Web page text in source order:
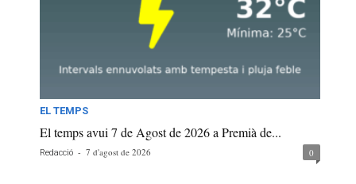
EL TEMPS
El temps avui 7 de Agost de 2026 a Premià de...
Redacció - 7 d'agost de 2026 0